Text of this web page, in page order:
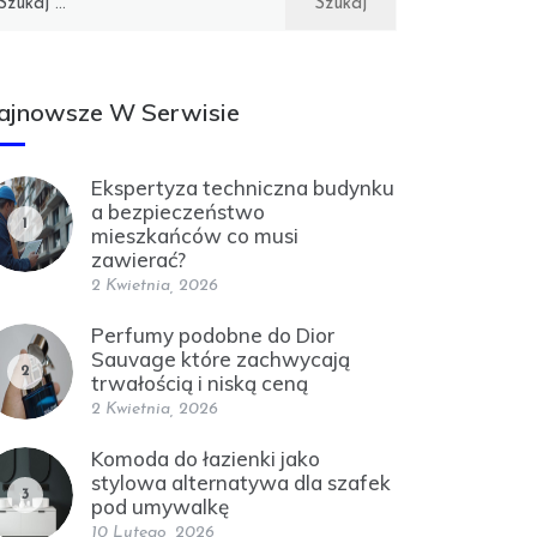
W Serwisie
1
Ekspertyza techniczna budynku
a bezpieczeństwo
mieszkańców co musi
zawierać?
2 Kwietnia, 2026
2
Perfumy podobne do Dior
Sauvage które zachwycają
trwałością i niską ceną
2 Kwietnia, 2026
3
Komoda do łazienki jako
stylowa alternatywa dla szafek
pod umywalkę
10 Lutego, 2026